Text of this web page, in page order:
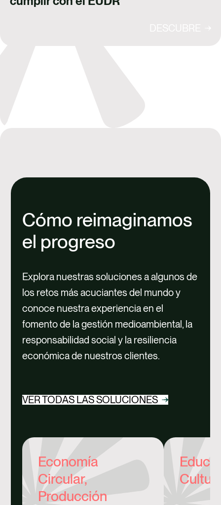
Cómo reimaginamos
el progreso
Explora nuestras soluciones a algunos de
los retos más acuciantes del mundo y
conoce nuestra experiencia en el
fomento de la gestión medioambiental, la
responsabilidad social y la resiliencia
económica de nuestros clientes.
VER TODAS LAS SOLUCIONES
Economía
Circular,
Producción